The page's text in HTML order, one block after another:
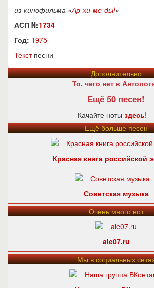
из кинофильма «Ар-хи-ме-ды!»
АСП №1734
Год: 1975
Текстпесни
Дополнительно
То, чего нет в
Ещё 50 песен!
Качайте ноты здесь!
Ещё больше песен
Красная книга российской
Советская музыка
Очень много нот
ale07.ru
Мы в социальных